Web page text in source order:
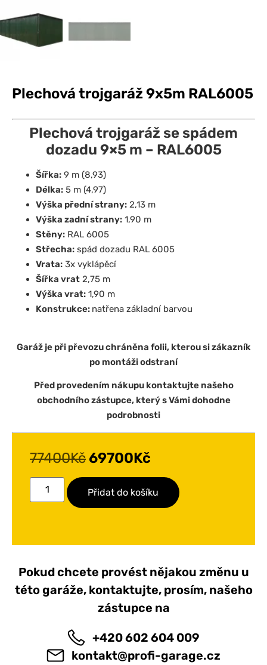
Plechová trojgaráž 9x5m RAL6005
Plechová trojgaráž se spádem
dozadu 9×5 m – RAL6005
Šířka: 9 m (8,93)
Délka: 5 m (4,97)
Výška přední strany: 2,13 m
Výška zadní strany: 1,90 m
Stěny: RAL 6005
Střecha: spád dozadu RAL 6005
Vrata: 3x vyklápěcí
Šířka vrat 2,75 m
Výška vrat: 1,90 m
Konstrukce: natřena základní barvou
Garáž je při převozu chráněna folii, kterou si zákazník
po montáži odstraní
Před provedením nákupu kontaktujte našeho
obchodního zástupce, který s Vámi dohodne
podrobnosti
77400Kč 69700Kč
Přidat do košíku
Pokud chcete provést nějakou změnu u
této garáže, kontaktujte, prosím, našeho
zástupce na
+420 602 604 009
kontakt@profi-garage.cz